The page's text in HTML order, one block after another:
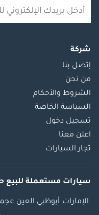
شركة
إتصل بنا
من نحن
الشروط والأحكام
السياسة الخاصة
تسجيل دخول
اعلن معنا
تجار السيارات
سيارات مستعملة للبيع
الإمارات أبوظبي العين